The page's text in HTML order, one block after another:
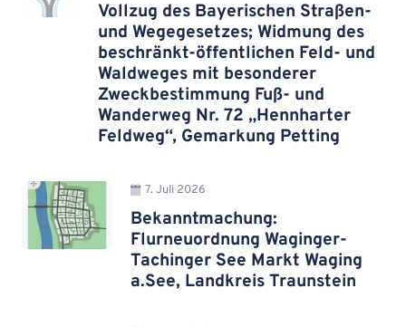
Vollzug des Bayerischen Straßen-
und Wegegesetzes; Widmung des
beschränkt-öffentlichen Feld- und
Waldweges mit besonderer
Zweckbestimmung Fuß- und
Wanderweg Nr. 72 „Hennharter
Feldweg“, Gemarkung Petting
7. Juli 2026
Bekanntmachung:
Flurneuordnung Waginger-
Tachinger See Markt Waging
a.See, Landkreis Traunstein